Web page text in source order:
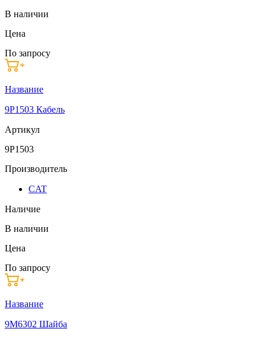
В наличии
Цена
По запросу
Название
9P1503 Кабель
Артикул
9P1503
Производитель
CAT
Наличие
В наличии
Цена
По запросу
Название
9M6302 Шайба